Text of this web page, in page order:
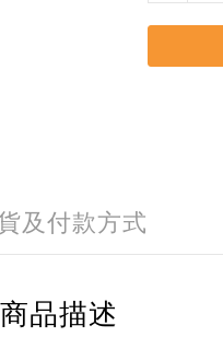
及付款方式
商品描述